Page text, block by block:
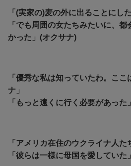
「(実家の)麦の外に出ることにした
「でも周囲の女たちみたいに、
かった」(オクサナ)
「優秀な私は知っていたわ。こ
ナ」
「もっと遠くに行く必要があった
「アメリカ在住のウクライナ人た
「彼らは一様に母国を愛していた